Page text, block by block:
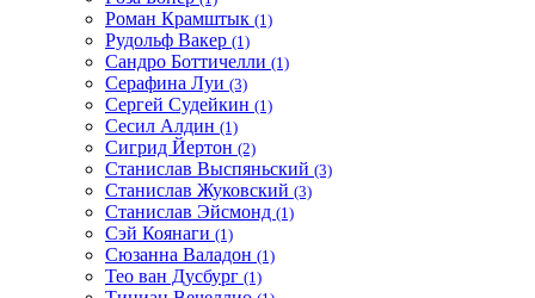
Роман Крамштык (1)
Рудольф Вакер (1)
Сандро Боттичелли (1)
Серафина Луи (3)
Сергей Судейкин (1)
Сесил Алдин (1)
Сигрид Йертон (2)
Станислав Выспяньский (3)
Станислав Жуковский (3)
Станислав Эйсмонд (1)
Сэй Коянаги (1)
Сюзанна Валадон (1)
Тео ван Дусбург (1)